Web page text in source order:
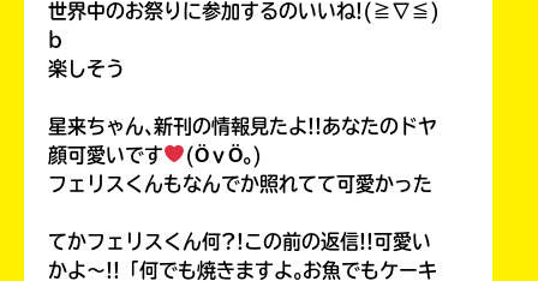
世界中のお祭りに参加するのいいね!(≧∇≦)
b
楽しそう
星来ちゃん､新刊の情報見たよ!!あなたのドヤ
顔可愛いです
(ӦｖӦ｡)
フェリスくんもなんでか照れてて可愛かった
てかフェリスくん何?!この前の返信!!可愛い
かよ〜!!「何でも焼きますよ｡お魚でもケーキ